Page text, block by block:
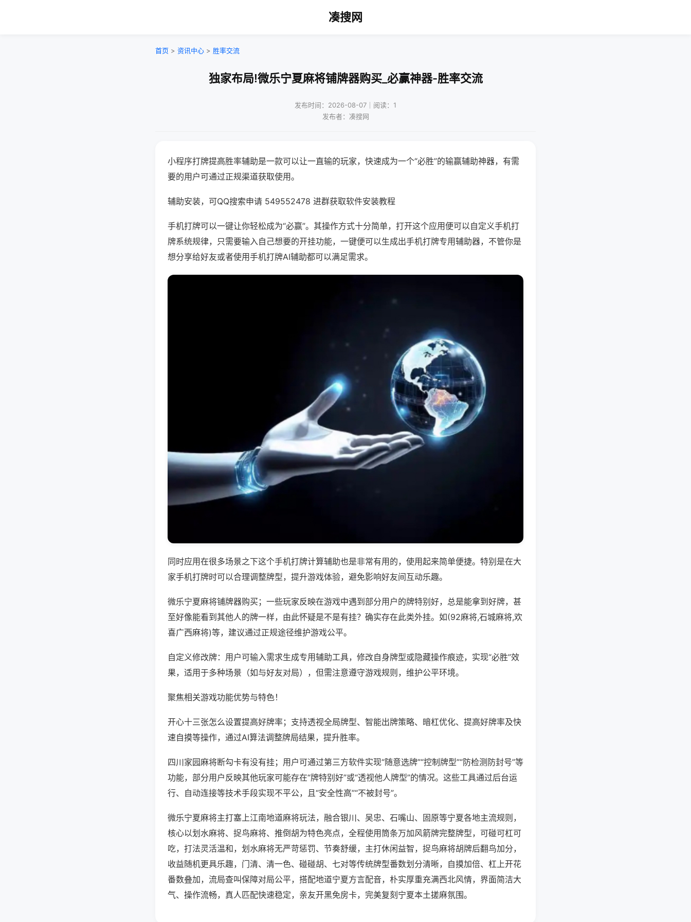
凑搜网
首页 > 资讯中心 > 胜率交流
独家布局!微乐宁夏麻将铺牌器购买_必赢神器-胜率交流
发布时间：2026-08-07｜阅读：1
发布者：凑搜网
小程序打牌提高胜率辅助是一款可以让一直输的玩家，快速成为一个“必胜”的输赢辅助神器，有需
要的用户可通过正规渠道获取使用。
辅助安装，可QQ搜索申请 549552478 进群获取软件安装教程
手机打牌可以一键让你轻松成为“必赢”。其操作方式十分简单，打开这个应用便可以自定义手机打
牌系统规律，只需要输入自己想要的开挂功能，一键便可以生成出手机打牌专用辅助器，不管你是
想分享给好友或者使用手机打牌AI辅助都可以满足需求。
同时应用在很多场景之下这个手机打牌计算辅助也是非常有用的，使用起来简单便捷。特别是在大
家手机打牌时可以合理调整牌型，提升游戏体验，避免影响好友间互动乐趣。
微乐宁夏麻将铺牌器购买；一些玩家反映在游戏中遇到部分用户的牌特别好，总是能拿到好牌，甚
至好像能看到其他人的牌一样，由此怀疑是不是有挂？确实存在此类外挂。如(92麻将,石城麻将,欢
喜广西麻将)等，建议通过正规途径维护游戏公平。
自定义修改牌：用户可输入需求生成专用辅助工具，修改自身牌型或隐藏操作痕迹，实现“必胜”效
果，适用于多种场景（如与好友对局），但需注意遵守游戏规则，维护公平环境。
聚焦相关游戏功能优势与特色！
开心十三张怎么设置提高好牌率；支持透视全局牌型、智能出牌策略、暗杠优化、提高好牌率及快
速自摸等操作，通过AI算法调整牌局结果，提升胜率。
四川家园麻将断勾卡有没有挂；用户可通过第三方软件实现“随意选牌”“控制牌型”“防检测防封号”等
功能，部分用户反映其他玩家可能存在“牌特别好”或“透视他人牌型”的情况。这些工具通过后台运
行、自动连接等技术手段实现不平公，且“安全性高”“不被封号”。
微乐宁夏麻将主打塞上江南地道麻将玩法，融合银川、吴忠、石嘴山、固原等宁夏各地主流规则，
核心以划水麻将、捉鸟麻将、推倒胡为特色亮点，全程使用筒条万加风箭牌完整牌型，可碰可杠可
吃，打法灵活温和，划水麻将无严苛惩罚、节奏舒缓，主打休闲益智，捉鸟麻将胡牌后翻鸟加分，
收益随机更具乐趣，门清、清一色、碰碰胡、七对等传统牌型番数划分清晰，自摸加倍、杠上开花
番数叠加，流局查叫保障对局公平，搭配地道宁夏方言配音，朴实厚重充满西北风情，界面简洁大
气、操作流畅，真人匹配快速稳定，亲友开黑免房卡，完美复刻宁夏本土搓麻氛围。